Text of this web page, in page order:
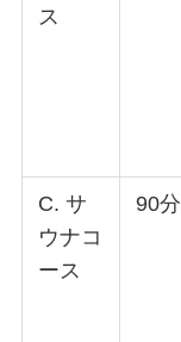
ス
C. サ
ウナコ
ース
90分